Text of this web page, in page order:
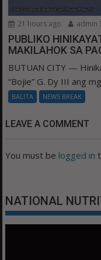
21 hours ago admin
PUBLIKO
MAKILAHOK SA
BUTUAN CITY —
“Bojie” G. Dy III ang
BALITA NEWS BREAK
LEAVE A COMMENT
You must be logged in
NATIONAL